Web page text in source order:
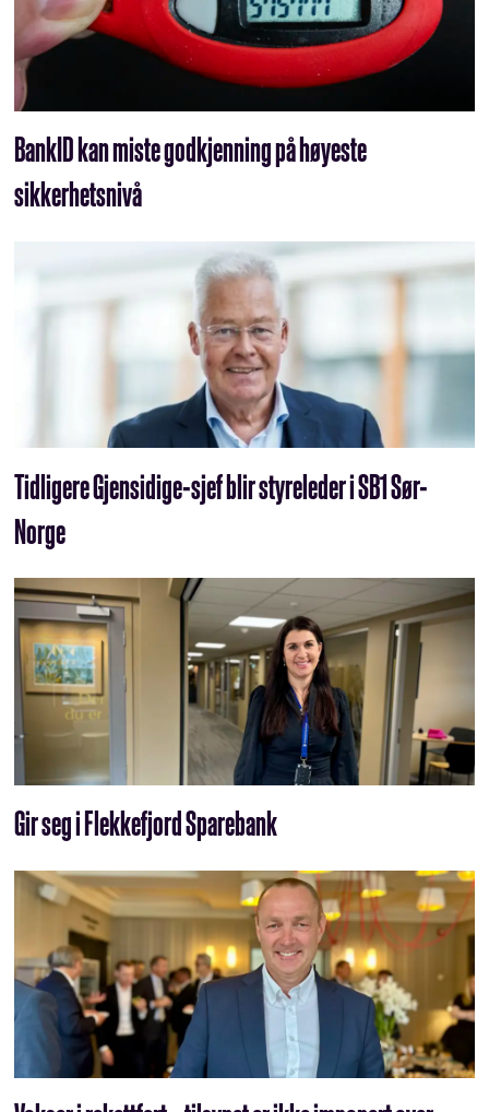
BankID kan miste godkjenning på høyeste
sikkerhetsnivå
Tidligere Gjensidige-sjef blir styreleder i SB1 Sør-
Norge
Gir seg i Flekkefjord Sparebank